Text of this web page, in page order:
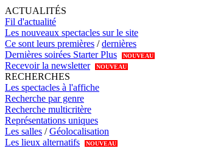
ACTUALITÉS
Fil d'actualité
Les nouveaux spectacles sur le site
Ce sont leurs premières /dernières
Dernières soirées Starter Plus
NOUVEAU
Recevoir la newsletter NOUVEAU
RECHERCHES
Les spectacles à l'affiche
Recherche par genre
Recherche multicritère
Représentations uniques
Les salles /Géolocalisation
Les lieux alternatifs
NOUVEAU